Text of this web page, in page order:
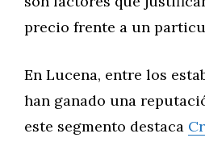
precio frente a un
En Lucena, entre los
han ganado una
este segmento destaca